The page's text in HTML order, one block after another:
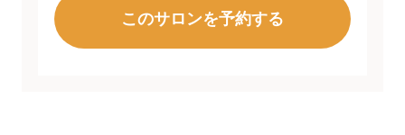
このサロンを予約する